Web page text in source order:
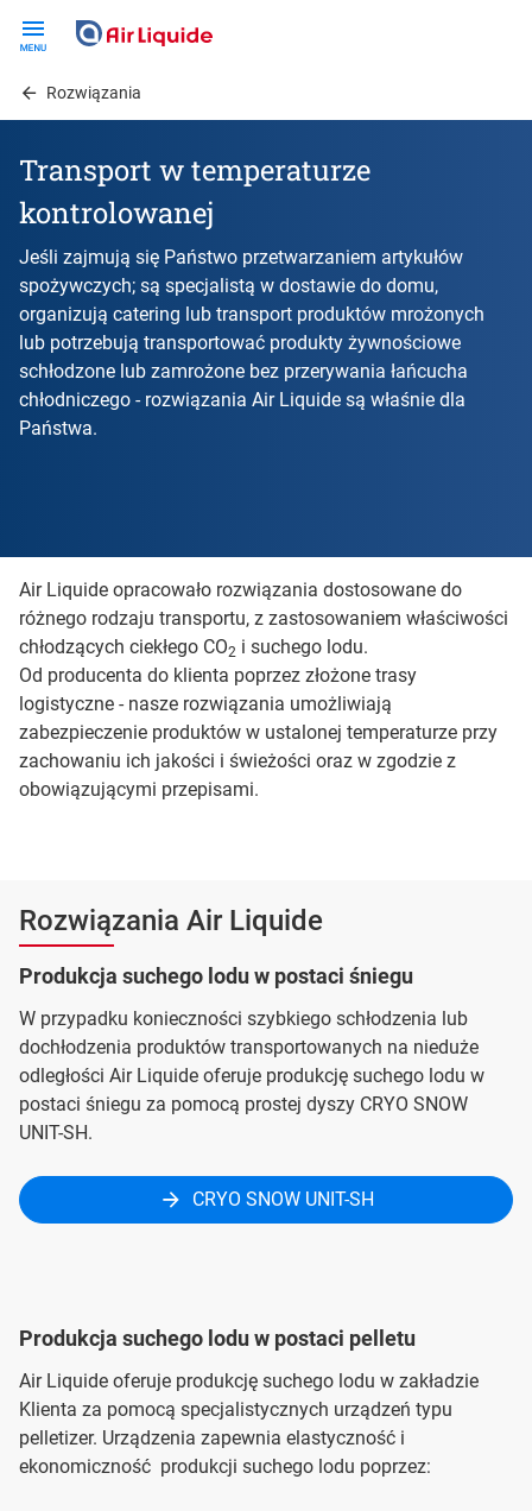
contentRozwiązania
Transport w temperaturze
kontrolowanej
Jeśli zajmują się Państwo przetwarzaniem artykułów
spożywczych; są specjalistą w dostawie do domu,
organizują catering lub transport produktów mrożonych
lub potrzebują transportować produkty żywnościowe
schłodzone lub zamrożone bez przerywania łańcucha
chłodniczego - rozwiązania Air Liquide są właśnie dla
Państwa.
Air Liquide opracowało rozwiązania dostosowane do
różnego rodzaju transportu, z zastosowaniem właściwości
chłodzących ciekłego CO2 i suchego lodu.
Od producenta do klienta poprzez złożone trasy
logistyczne - nasze rozwiązania umożliwiają
zabezpieczenie produktów w ustalonej temperaturze przy
zachowaniu ich jakości i świeżości oraz w zgodzie z
obowiązującymi przepisami.
Rozwiązania Air Liquide
Produkcja suchego lodu w postaci śniegu
W przypadku konieczności szybkiego schłodzenia lub
dochłodzenia produktów transportowanych na nieduże
odległości Air Liquide oferuje produkcję suchego lodu w
postaci śniegu za pomocą prostej dyszy CRYO SNOW
UNIT-SH.
CRYO SNOW UNIT-SH
Produkcja suchego lodu w postaci pelletu
Air Liquide oferuje produkcję suchego lodu w zakładzie
Klienta za pomocą specjalistycznych urządzeń typu
pelletizer. Urządzenia zapewnia elastyczność i
ekonomiczność produkcji suchego lodu poprzez: